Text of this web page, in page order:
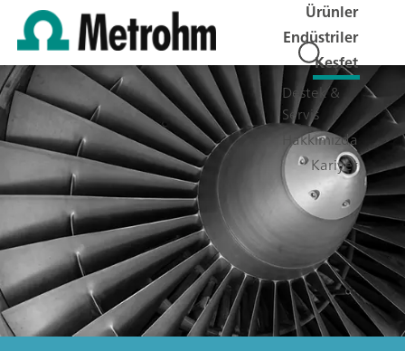
Ürünler
Endüstriler
Keşfet
Destek &
Servis
Hakkımızda
Kariyer